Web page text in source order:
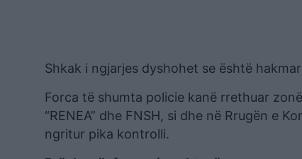
Shkak i ngjarjes dyshohet se është
Forca të shumta policie kanë rrethuar
“RENEA” dhe FNSH, si dhe në Rrugën e
ngritur pika kontrolli.